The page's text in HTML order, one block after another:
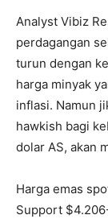
Analyst Vibiz
perdagangan
turun dengan
harga minyak
inflasi. Namun
hawkish bagi
dolar AS, akan
Harga emas
Support